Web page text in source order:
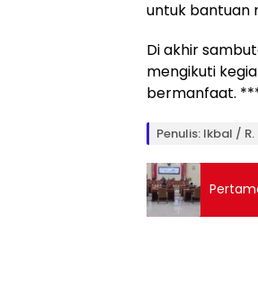
untuk bantuan
Di akhir
mengikuti
bermanfaat.
Penulis: Ikbal /